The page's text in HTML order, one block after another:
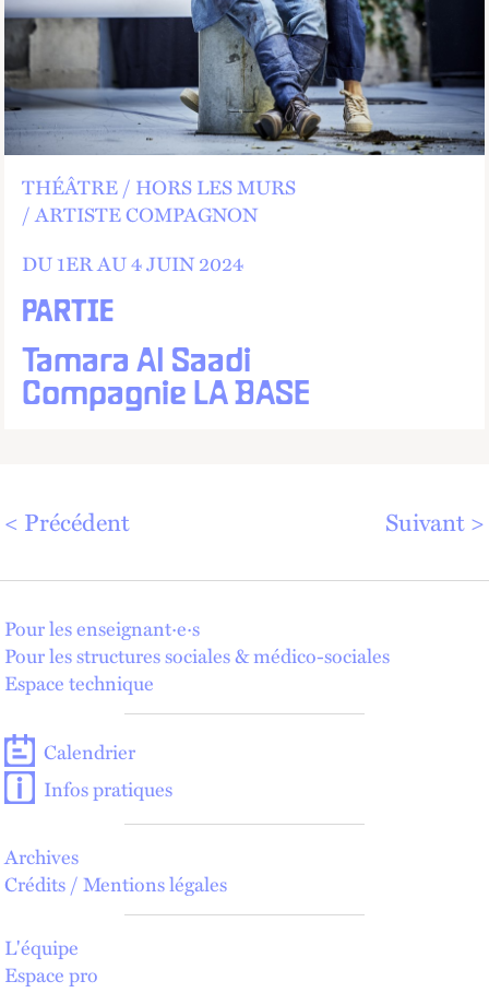
PARTIE
Tamara Al Saadi
Compagnie LA BASE
THÉÂTRE
HORS LES MURS
ARTISTE COMPAGNON
DU1ERAU4 JUIN 2024
Précédent Suivant
Pour les enseignant·e·s
Pour les structures sociales & médico-sociales
Espace technique
Calendrier
Infos pratiques
Archives
Crédits / Mentions légales
L'équipe
Espace pro